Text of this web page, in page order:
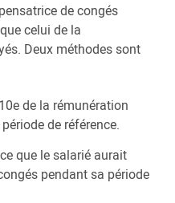
de congés
celui de la
Deux méthodes sont
de la rémunération
de référence.
que le salarié aurait
pendant sa période